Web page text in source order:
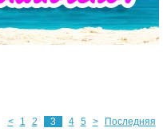
< 1 2 3 4 5 > Последняя